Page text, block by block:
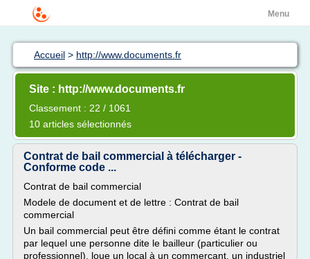
Menu
Accueil > http://www.documents.fr
Site : http://www.documents.fr
Classement : 22 / 1061
10 articles sélectionnés
Contrat de bail commercial à télécharger -
Conforme code ...
Contrat de bail commercial
Modele de document et de lettre : Contrat de bail
commercial
Un bail commercial peut être défini comme étant le contrat
par lequel une personne dite le bailleur (particulier ou
professionnel), loue un local à un commerçant, un industriel